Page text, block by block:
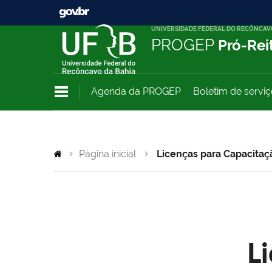
UNIVERSIDADE FEDERAL DO
PROGEP Pró-
Agenda da PROGEP Boletim de
Página inicial Licenças para